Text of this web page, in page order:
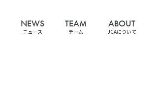
NEWS
ニュース
TEAM
チーム
ABOUT
JCAについて